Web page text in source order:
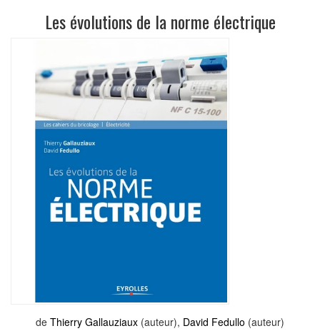
Les évolutions de la norme électrique
de Thierry Gallauziaux (auteur), David Fedullo (auteur)